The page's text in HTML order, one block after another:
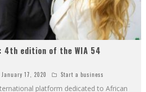
4th edition of the WIA 54
January 17, 2020 Start a business
platform dedicated to African